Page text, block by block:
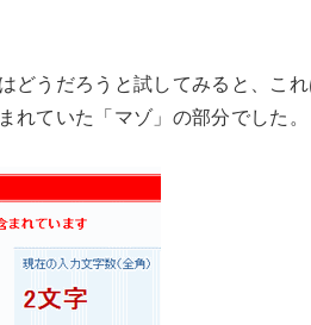
どうだろうと試してみると、こ
ていた「マゾ」の部分でした。